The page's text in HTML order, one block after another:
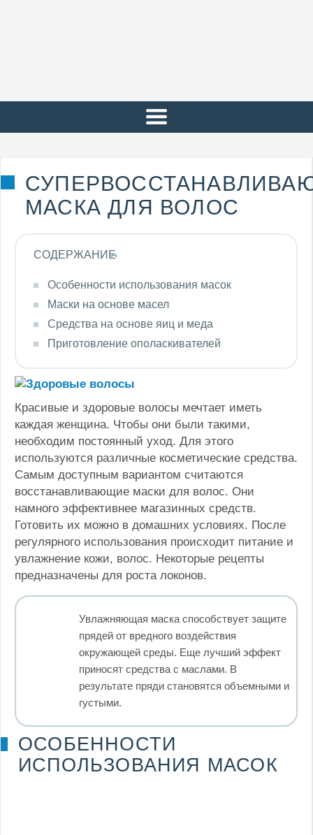
МАСКА ДЛЯ ВОЛОС
СОДЕРЖАНИЕ
Особенности использования масок
Маски на основе масел
Средства на основе яиц и меда
Приготовление ополаскивателей
Красивые и здоровые волосы мечтает иметь
каждая женщина. Чтобы они были такими,
необходим постоянный уход. Для этого
используются различные косметические средства.
Самым доступным вариантом считаются
восстанавливающие маски для волос. Они
намного эффективнее магазинных средств.
Готовить их можно в домашних условиях. После
регулярного использования происходит питание и
увлажнение кожи, волос. Некоторые рецепты
предназначены для роста локонов.
Увлажняющая маска способствует защите
прядей от вредного воздействия
окружающей среды. Еще лучший эффект
приносят средства с маслами. В
результате пряди становятся объемными и
густыми.
ОСОБЕННОСТИ
ИСПОЛЬЗОВАНИЯ МАСОК